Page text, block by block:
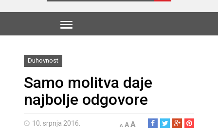
Duhovnost
Samo molitva daje
najbolje odgovore
10. srpnja 2016. A AA